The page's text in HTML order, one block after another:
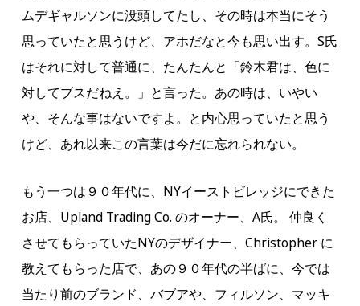
ムデギャルソンに没頭してたし、その時は本当にそう
思っていたと思うけど、アホだなと今も思い出す。S氏
はそれに対して普通に、たんたんと「鈴木君は、色に
対してブスだねえ。」と言った。あの時は、いやい
や、そんな事はないですよ。と内心思っていたと思う
けど、あれ以来この言葉は今だに忘れられない。
もう一つは９０年代に、NYイーストビレッジにできた
お店、Upland Trading Co. のオーナー、A氏。 仲良く
させてもらっていたNYのデザイナー、Christopher に
教えてもらった店で、あの９０年代の半ばに、今では
当たり前のブランド、バブアや、フィルソン、マッキ